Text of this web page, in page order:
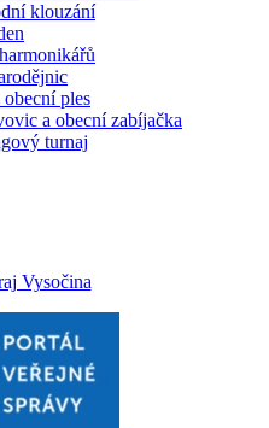
klouzání
ples
a obecní zabíjačka
turnaj